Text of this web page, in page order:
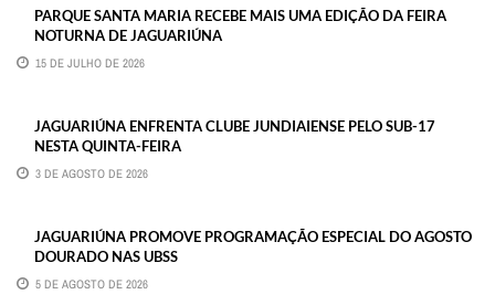
PARQUE SANTA MARIA RECEBE MAIS UMA EDIÇÃO DA FEIRA
NOTURNA DE JAGUARIÚNA
15 DE JULHO DE 2026
JAGUARIÚNA ENFRENTA CLUBE JUNDIAIENSE PELO SUB-17
NESTA QUINTA-FEIRA
3 DE AGOSTO DE 2026
JAGUARIÚNA PROMOVE PROGRAMAÇÃO ESPECIAL DO AGOSTO
DOURADO NAS UBSS
5 DE AGOSTO DE 2026